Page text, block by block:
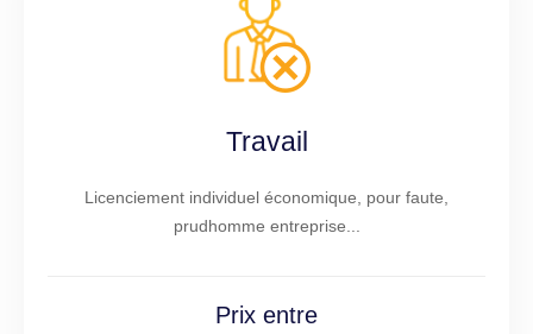
Travail
Licenciement individuel économique, pour faute,
prudhomme entreprise...
Prix entre